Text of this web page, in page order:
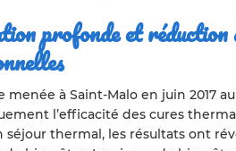
profonde et réduction
menée à Saint-Malo en juin 2017
l’efficacité des cures
séjour thermal, les résultats ont